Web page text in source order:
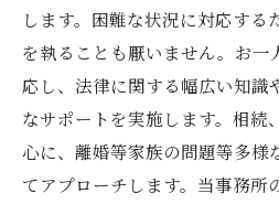
します。困難な状況に対応する
を執ることも厭いません。お一
応し、法律に関する幅広い知識
なサポートを実施します。相続
心に、離婚等家族の問題等多様
てアプローチします。当事務所